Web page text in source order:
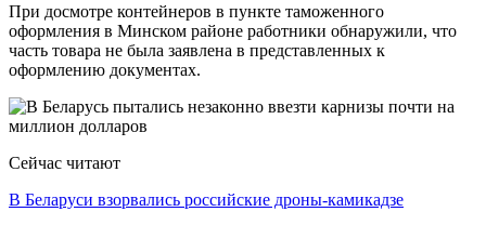
При досмотре контейнеров в пункте таможенного
оформления в Минском районе работники обнаружили, что
часть товара не была заявлена в представленных к
оформлению документах.
Сейчас читают
В Беларуси взорвались российские дроны-камикадзе